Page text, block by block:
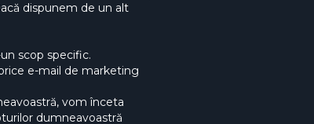
dispunem de un alt
scop specific.
e-mail de marketing
vom înceta
dumneavoastră